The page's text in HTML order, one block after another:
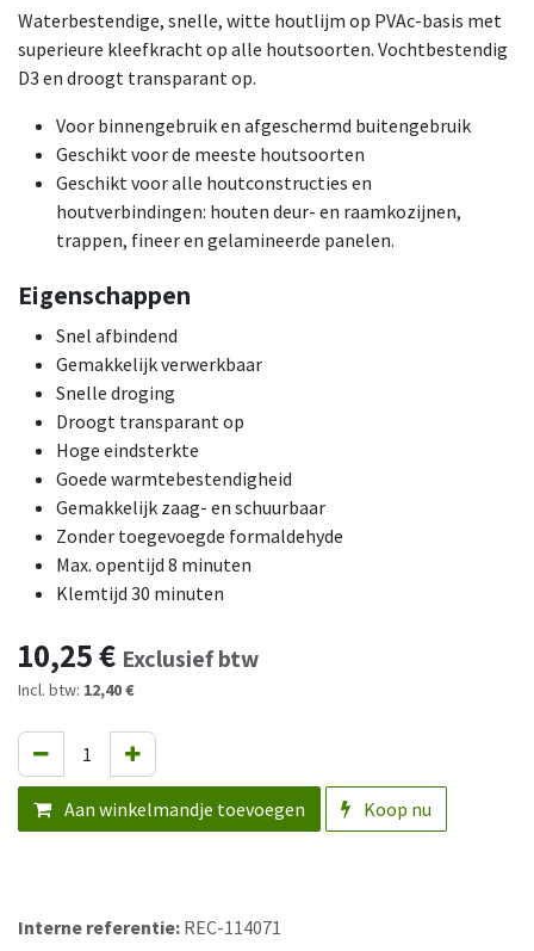
Waterbestendige, snelle, witte houtlijm op PVAc-basis met
superieure kleefkracht op alle houtsoorten. Vochtbestendig
D3 en droogt transparant op.
Voor binnengebruik en afgeschermd buitengebruik
Geschikt voor de meeste houtsoorten
Geschikt voor alle houtconstructies en
houtverbindingen: houten deur- en raamkozijnen,
trappen, fineer en gelamineerde panelen.
Eigenschappen
Snel afbindend
Gemakkelijk verwerkbaar
Snelle droging
Droogt transparant op
Hoge eindsterkte
Goede warmtebestendigheid
Gemakkelijk zaag- en schuurbaar
Zonder toegevoegde formaldehyde
Max. opentijd 8 minuten
Klemtijd 30 minuten
10,25€ Exclusief btw
Incl. btw: 12,40 €
Aan winkelmandje toevoegen Koop nu
Interne referentie: REC-114071